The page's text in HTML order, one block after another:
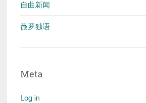
自曲新闻
薇罗独语
Meta
Log in